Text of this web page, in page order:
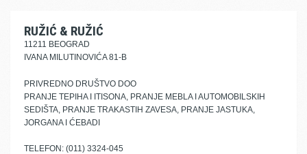
RUŽIĆ & RUŽIĆ
11211 BEOGRAD
IVANA MILUTINOVIĆA 81-B
PRIVREDNO DRUŠTVO DOO
PRANJE TEPIHA I ITISONA, PRANJE MEBLA I AUTOMOBILSKIH
SEDIŠTA, PRANJE TRAKASTIH ZAVESA, PRANJE JASTUKA,
JORGANA I ĆEBADI
TELEFON: (011) 3324-045